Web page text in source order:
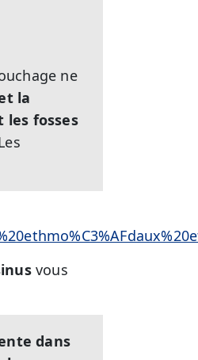
ne
la
les fosses
vous
dans